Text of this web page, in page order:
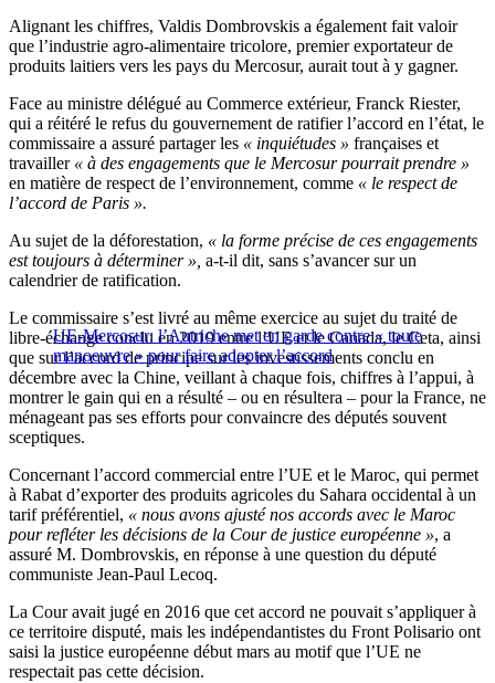
Alignant les chiffres, Valdis Dombrovskis a également fait valoir
que l’industrie agro-alimentaire tricolore, premier exportateur de
produits laitiers vers les pays du Mercosur, aurait tout à y gagner.
Face au ministre délégué au Commerce extérieur, Franck Riester,
qui a réitéré le refus du gouvernement de ratifier l’accord en l’état, le
commissaire a assuré partager les « inquiétudes » françaises et
travailler « à des engagements que le Mercosur pourrait prendre »
en matière de respect de l’environnement, comme « le respect de
l’accord de Paris ».
Au sujet de la déforestation, « la forme précise de ces engagements
est toujours à déterminer », a-t-il dit, sans s’avancer sur un
calendrier de ratification.
UE-Mercosur: l’Autriche met en garde contre « toute
manoeuvre » pour faire adopter l’accord
Le commissaire s’est livré au même exercice au sujet du traité de
libre-échange conclu en 2019 entre l’UE et le Canada, le Ceta, ainsi
que sur l’accord de principe sur les investissements conclu en
décembre avec la Chine, veillant à chaque fois, chiffres à l’appui, à
montrer le gain qui en a résulté – ou en résultera – pour la France, ne
ménageant pas ses efforts pour convaincre des députés souvent
sceptiques.
Concernant l’accord commercial entre l’UE et le Maroc, qui permet
à Rabat d’exporter des produits agricoles du Sahara occidental à un
tarif préférentiel, « nous avons ajusté nos accords avec le Maroc
pour refléter les décisions de la Cour de justice européenne », a
assuré M. Dombrovskis, en réponse à une question du député
communiste Jean-Paul Lecoq.
La Cour avait jugé en 2016 que cet accord ne pouvait s’appliquer à
ce territoire disputé, mais les indépendantistes du Front Polisario ont
saisi la justice européenne début mars au motif que l’UE ne
respectait pas cette décision.